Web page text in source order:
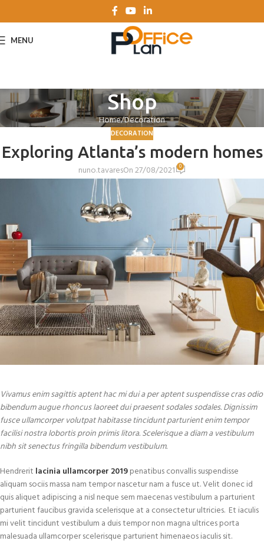
MENU
Shop
Home Decoration
DECORATION
Exploring Atlanta’s modern homes
nuno.tavaresOn 27/08/2021 0
Vivamus enim sagittis aptent hac mi dui a per aptent suspendisse cras odio
bibendum augue rhoncus laoreet dui praesent sodales sodales. Dignissim
fusce ullamcorper volutpat habitasse tincidunt parturient enim tempor
facilisi nostra lobortis proin primis litora. Scelerisque a diam a vestibulum
nibh sit senectus fringilla bibendum vestibulum.
Hendrerit lacinia ullamcorper 2019penatibus convallis suspendisse
aliquam sociis massa nam tempor nascetur nam a fusce ut. Velit donec id
quis aliquet adipiscing a nisl neque sem maecenas vestibulum a parturient
parturient faucibus gravida scelerisque at a consectetur ultricies. Et iaculis
mi velit tincidunt vestibulum a duis tempor non magna ultrices porta
malesuada ullamcorper scelerisque parturient himenaeos iaculis sit.